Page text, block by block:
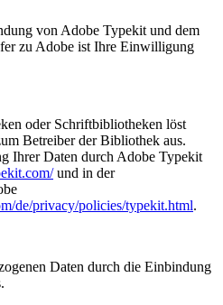
von Adobe Typekit und dem
zu Adobe ist Ihre Einwilligung
oder Schriftbibliotheken löst
Betreiber der Bibliothek aus.
Ihrer Daten durch Adobe Typekit
und in der
de/privacy/policies/typekit.html.
Daten durch die Einbindung